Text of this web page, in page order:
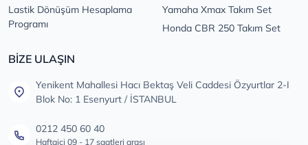
Lastik Dönüşüm Hesaplama
Programı
Yamaha Xmax Takım Set
Honda CBR 250 Takım Set
BİZE ULAŞIN
Yenikent Mahallesi Hacı Bektaş Veli Caddesi Özyurtlar 2-I
Blok No: 1 Esenyurt / İSTANBUL
0212 450 60 40
Haftaiçi 09 - 17 saatleri arası